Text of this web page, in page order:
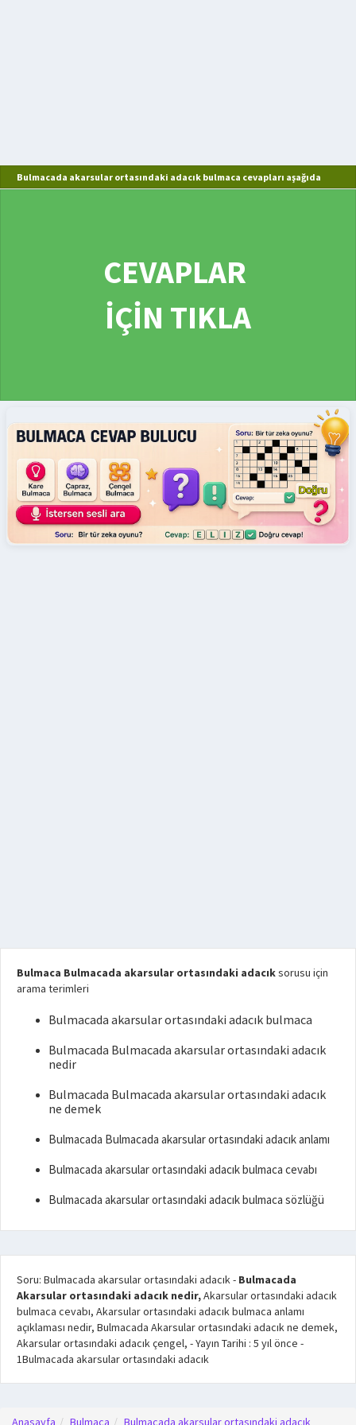
Bulmacada akarsular ortasındaki adacık bulmaca cevapları aşağıda
CEVAPLAR
İÇİN TIKLA
Bulmaca Bulmacada akarsular ortasındaki adacıksorusu için
arama terimleri
Bulmacada akarsular ortasındaki adacık bulmaca
Bulmacada Bulmacada akarsular ortasındaki adacık
nedir
Bulmacada Bulmacada akarsular ortasındaki adacık
ne demek
Bulmacada Bulmacada akarsular ortasındaki adacık anlamı
Bulmacada akarsular ortasındaki adacık bulmaca cevabı
Bulmacada akarsular ortasındaki adacık bulmaca sözlüğü
Soru: Bulmacada akarsular ortasındaki adacık- Bulmacada
Akarsular ortasındaki adacık nedir,Akarsular ortasındaki adacık
bulmaca cevabı, Akarsular ortasındaki adacık bulmaca anlamı
açıklaması nedir, Bulmacada Akarsular ortasındaki adacık ne demek,
Akarsular ortasındaki adacık çengel, - Yayın Tarihi : 5 yıl önce -
1Bulmacada akarsular ortasındaki adacık
Anasayfa Bulmaca Bulmacada akarsular ortasındaki adacık